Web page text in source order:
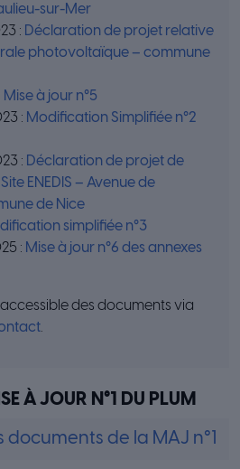
sur-Mer
: Déclaration de projet relative
photovoltaïque – commune
Mise à jour n°5
: Modification Simplifiée n°2
: Déclaration de projet de
ENEDIS – Avenue de
de Nice
simplifiée n°3
: Mise à jour n°6 des annexes
des documents via
.
À JOUR N°1 DU PLUM
documents de la MAJ n°1